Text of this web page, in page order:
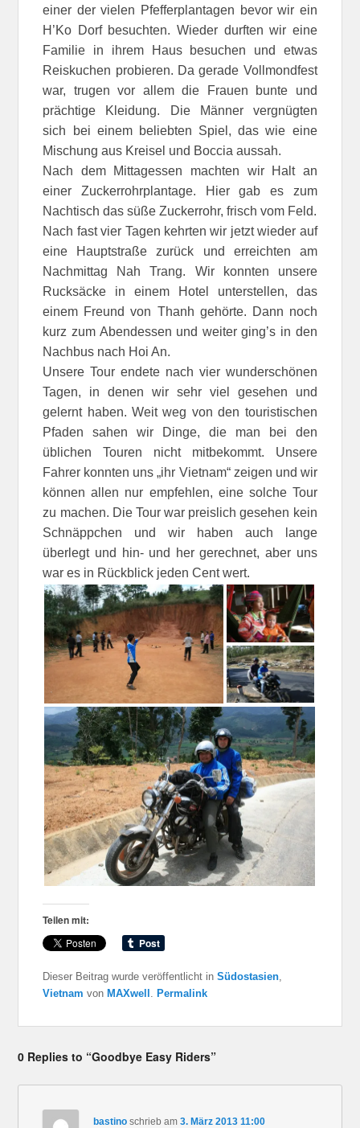
einer der vielen Pfefferplantagen bevor wir ein
H’Ko Dorf besuchten. Wieder durften wir eine
Familie in ihrem Haus besuchen und etwas
Reiskuchen probieren. Da gerade Vollmondfest
war, trugen vor allem die Frauen bunte und
prächtige Kleidung. Die Männer vergnügten
sich bei einem beliebten Spiel, das wie eine
Mischung aus Kreisel und Boccia aussah.
Nach dem Mittagessen machten wir Halt an
einer Zuckerrohrplantage. Hier gab es zum
Nachtisch das süße Zuckerrohr, frisch vom Feld.
Nach fast vier Tagen kehrten wir jetzt wieder auf
eine Hauptstraße zurück und erreichten am
Nachmittag Nah Trang. Wir konnten unsere
Rucksäcke in einem Hotel unterstellen, das
einem Freund von Thanh gehörte. Dann noch
kurz zum Abendessen und weiter ging’s in den
Nachbus nach Hoi An.
Unsere Tour endete nach vier wunderschönen
Tagen, in denen wir sehr viel gesehen und
gelernt haben. Weit weg von den touristischen
Pfaden sahen wir Dinge, die man bei den
üblichen Touren nicht mitbekommt. Unsere
Fahrer konnten uns „ihr Vietnam“ zeigen und wir
können allen nur empfehlen, eine solche Tour
zu machen. Die Tour war preislich gesehen kein
Schnäppchen und wir haben auch lange
überlegt und hin- und her gerechnet, aber uns
war es in Rückblick jeden Cent wert.
Teilen mit:
Dieser Beitrag wurde veröffentlicht inSüdostasien
Vietnam von MAXwell Permalink
0 Replies to “Goodbye Easy Riders”
bastino schrieb am3. März 2013 11:00